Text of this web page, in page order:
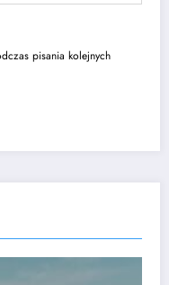
pisania kolejnych